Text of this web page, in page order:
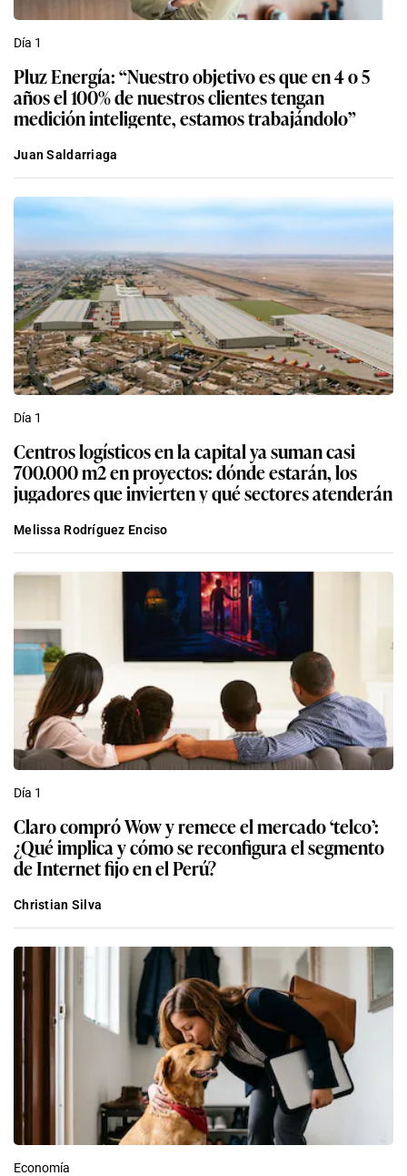
Día 1
Pluz Energía: “Nuestro objetivo es que en 4 o 5
años el 100% de nuestros clientes tengan
medición inteligente, estamos trabajándolo”
Juan Saldarriaga
Día 1
Centros logísticos en la capital ya suman casi
700.000 m2 en proyectos: dónde estarán, los
jugadores que invierten y qué sectores atenderán
Melissa Rodríguez Enciso
Día 1
Claro compró Wow y remece el mercado ‘telco’:
¿Qué implica y cómo se reconfigura el segmento
de Internet fijo en el Perú?
Christian Silva
Economía